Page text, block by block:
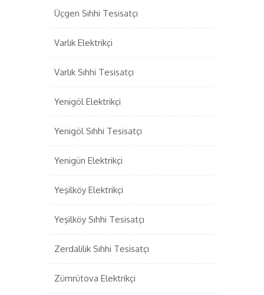
Üçgen Sıhhi Tesisatçı
Varlık Elektrikçi
Varlık Sıhhi Tesisatçı
Yenigöl Elektrikçi
Yenigöl Sıhhi Tesisatçı
Yenigün Elektrikçi
Yeşilköy Elektrikçi
Yeşilköy Sıhhi Tesisatçı
Zerdalilik Sıhhi Tesisatçı
Zümrütova Elektrikçi